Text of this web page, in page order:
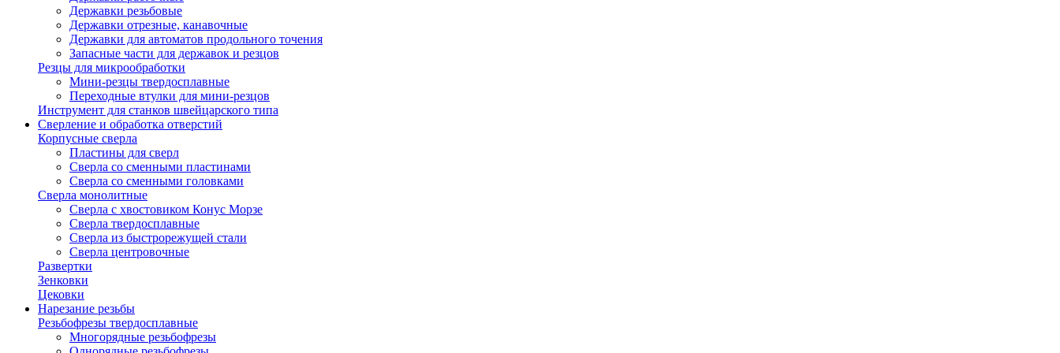
Державки резьбовые
Державки отрезные, канавочные
Державки для автоматов продольного точения
Запасные части для державок и резцов
Резцы для микрообработки
Мини-резцы твердосплавные
Переходные втулки для мини-резцов
Инструмент для станков швейцарского типа
Сверление и обработка отверстий
Корпусные сверла
Пластины для сверл
Сверла со сменными пластинами
Сверла со сменными головками
Сверла монолитные
Сверла с хвостовиком Конус Морзе
Сверла твердосплавные
Сверла из быстрорежущей стали
Сверла центровочные
Развертки
Зенковки
Цековки
Нарезание резьбы
Резьбофрезы твердосплавные
Многорядные резьбофрезы